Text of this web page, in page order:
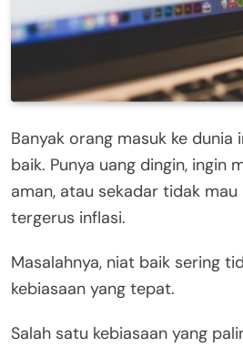
Banyak orang masuk ke dunia
baik. Punya uang dingin, ingin
aman, atau sekadar tidak mau
tergerus inflasi.
Masalahnya, niat baik sering
kebiasaan yang tepat.
Salah satu kebiasaan yang